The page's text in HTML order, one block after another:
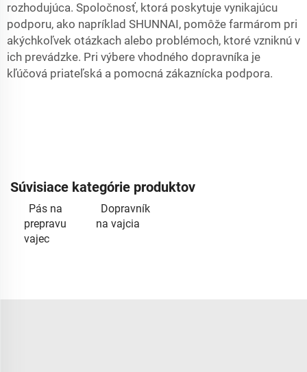
rozhodujúca. Spoločnosť, ktorá poskytuje vynikajúcu
podporu, ako napríklad SHUNNAI, pomôže farmárom pri
akýchkoľvek otázkach alebo problémoch, ktoré vzniknú v
ich prevádzke. Pri výbere vhodného dopravníka je
kľúčová priateľská a pomocná zákaznícka podpora.
Súvisiace kategórie produktov
Pás na
prepravu
vajec
Dopravník
na vajcia